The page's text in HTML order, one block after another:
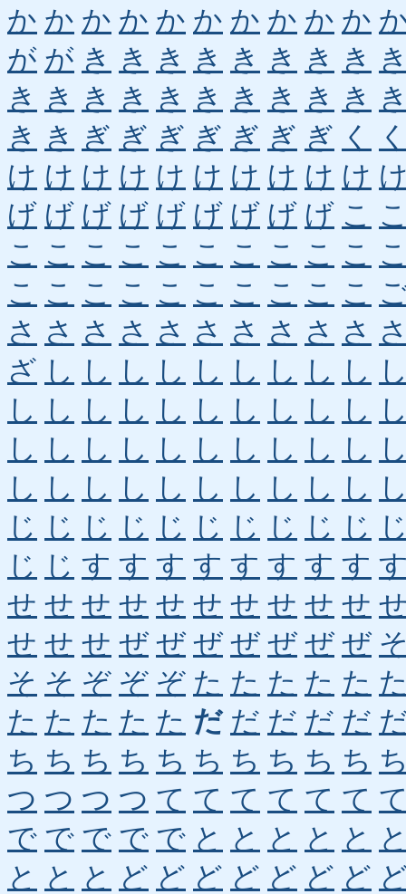
か か か か か か か か か か
が が き き き き き き き き
き き き き き き き き き き
き き ぎ ぎ ぎ ぎ ぎ ぎ ぎ く
け け け け け け け け け け
げ げ げ げ げ げ げ げ げ こ
こ こ こ こ こ こ こ こ こ こ
こ こ こ こ こ こ こ こ こ こ
さ さ さ さ さ さ さ さ さ さ
ざ し し し し し し し し し
し し し し し し し し し し
し し し し し し し し し し
し し し し し し し し し し
じ じ じ じ じ じ じ じ じ じ
じ じ す す す す す す す す
せ せ せ せ せ せ せ せ せ せ
せ せ せ ぜ ぜ ぜ ぜ ぜ ぜ ぜ
そ そ ぞ ぞ ぞ た た た た た
た た た た た だ だ だ だ だ
ち ち ち ち ち ち ち ち ち ち
つ つ つ つ て て て て て て
で で で で で と と と と と
と と と ど ど ど ど ど ど ど